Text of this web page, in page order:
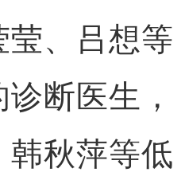
莹、吕想等
断医生，
韩秋萍等低